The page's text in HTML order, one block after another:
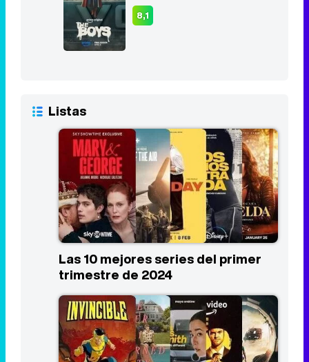
8,1
Listas
Las 10 mejores series del primer
trimestre de 2024